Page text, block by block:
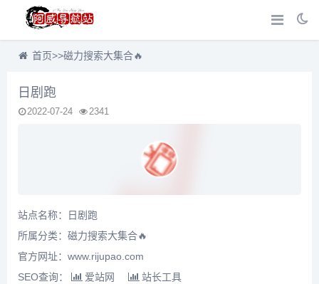
首页>>磁力搜索大集合🔥
日剧跑
2022-07-24 2341
站点名称：日剧跑
所属分类： 磁力搜索大集合🔥
官方网址：www.rijupao.com
SEO查询：
爱站网 站长工具